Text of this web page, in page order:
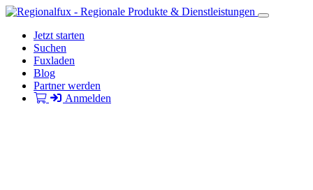
Jetzt starten
Suchen
Fuxladen
Blog
Partner werden
Anmelden